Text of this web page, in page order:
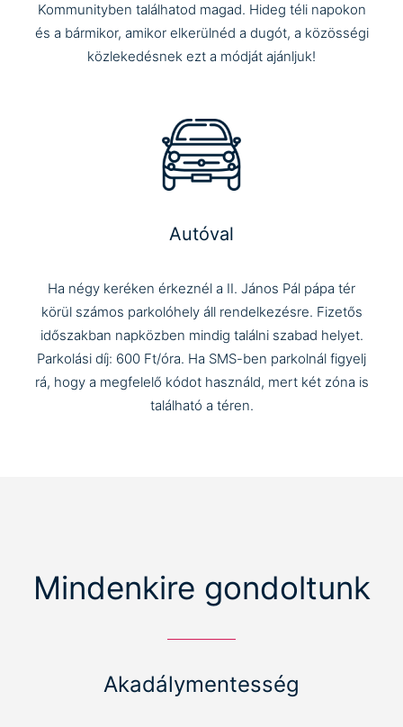
Kommunityben találhatod magad. Hideg téli napokon
és a bármikor, amikor elkerülnéd a dugót, a közösségi
közlekedésnek ezt a módját ajánljuk!
Autóval
Ha négy keréken érkeznél a II. János Pál pápa tér
körül számos parkolóhely áll rendelkezésre. Fizetős
időszakban napközben mindig találni szabad helyet.
Parkolási díj: 600 Ft/óra. Ha SMS-ben parkolnál figyelj
rá, hogy a megfelelő kódot használd, mert két zóna is
található a téren.
Mindenkire gondoltunk
Akadálymentesség